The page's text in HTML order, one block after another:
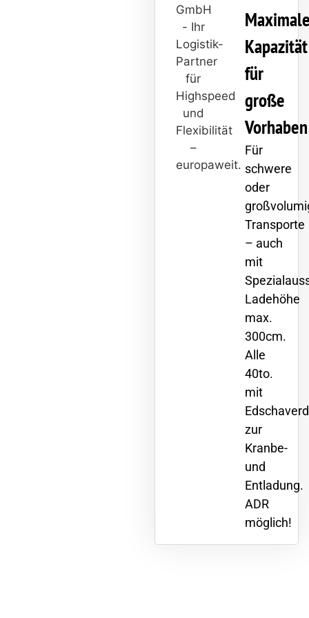
Kapazität
für
große
Vorhaben
Für
schwere
oder
Transporte
– auch
mit
Ladehöhe
max.
300cm.
Alle
40to.
mit
zur
Kranbe-
und
Entladung.
ADR
möglich!